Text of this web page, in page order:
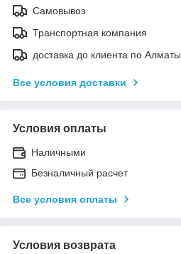
Самовывоз
Транспортная компания
доставка до клиента по Алматы
Все условия доставки
Условия оплаты
Наличными
Безналичный расчет
Все условия оплаты
Условия возврата